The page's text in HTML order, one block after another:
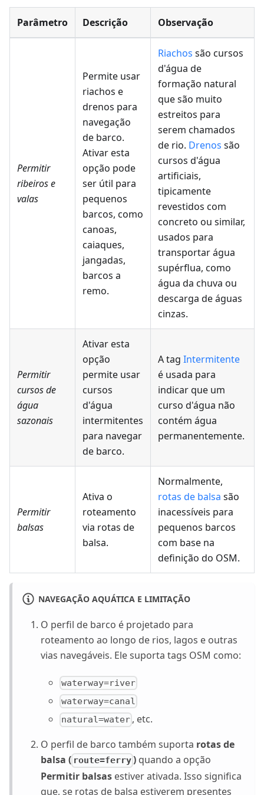
Parâmetro Descrição Observação
Permitir
ribeiros e
valas
Permite usar
riachos e
drenos para
navegação
de barco.
Ativar esta
opção pode
ser útil para
pequenos
barcos, como
canoas,
caiaques,
jangadas,
barcos a
remo.
Riachos são cursos
d'água de
formação natural
que são muito
estreitos para
serem chamados
de rio. Drenos são
cursos d'água
artificiais,
tipicamente
revestidos com
concreto ou similar,
usados para
transportar água
supérflua, como
água da chuva ou
descarga de águas
cinzas.
Permitir
cursos de
água
sazonais
Ativar esta
opção
permite usar
cursos
d'água
intermitentes
para navegar
de barco.
A tag Intermitente
é usada para
indicar que um
curso d'água não
contém água
permanentemente.
Permitir
balsas
Ativa o
roteamento
via rotas de
balsa.
Normalmente,
rotas de balsa são
inacessíveis para
pequenos barcos
com base na
definição do OSM.
NAVEGAÇÃO AQUÁTICA E LIMITAÇÃO
O perfil de barco é projetado para
roteamento ao longo de rios, lagos e outras
vias navegáveis. Ele suporta tags OSM como:
waterway=river
waterway=canal
natural=water , etc.
O perfil de barco também suporta rotas de
balsa ( route=ferry) quando a opção
Permitir balsas estiver ativada. Isso significa
que, se rotas de balsa estiverem presentes